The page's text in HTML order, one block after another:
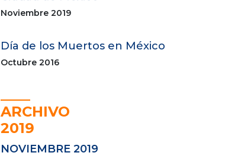
Noviembre 2019
Día de los Muertos en México
Octubre 2016
ARCHIVO
2019
NOVIEMBRE 2019